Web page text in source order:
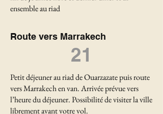
ensemble au riad
Route vers Marrakech
21
Petit déjeuner au riad de Ouarzazate puis route
vers Marrakech en van. Arrivée prévue vers
l’heure du déjeuner. Possibilité de visiter la ville
librement avant votre vol.